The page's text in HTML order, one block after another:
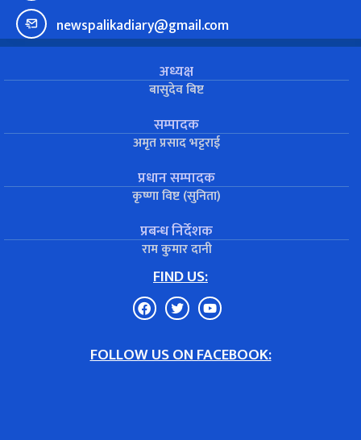
newspalikadiary@gmail.com
अध्यक्ष
बासुदेव बिष्ट
सम्पादक
अमृत प्रसाद भट्टराई
प्रधान सम्पादक
कृष्णा विष्ट (सुनिता)
प्रबन्ध निर्देशक
राम कुमार दानी
FIND US:
FOLLOW US ON FACEBOOK: